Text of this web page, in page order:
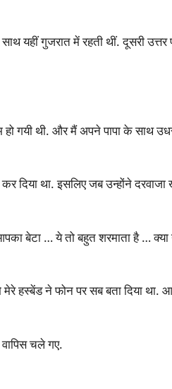
यहीं गुजरात में रहती थीं. दूसरी
गयी थी. और मैं अपने पापा के साथ
दिया था. इसलिए जब उन्होंने दरवाजा
बेटा … ये तो बहुत शरमाता है … क्या
हस्बेंड ने फोन पर सब बता दिया था.
चले गए.